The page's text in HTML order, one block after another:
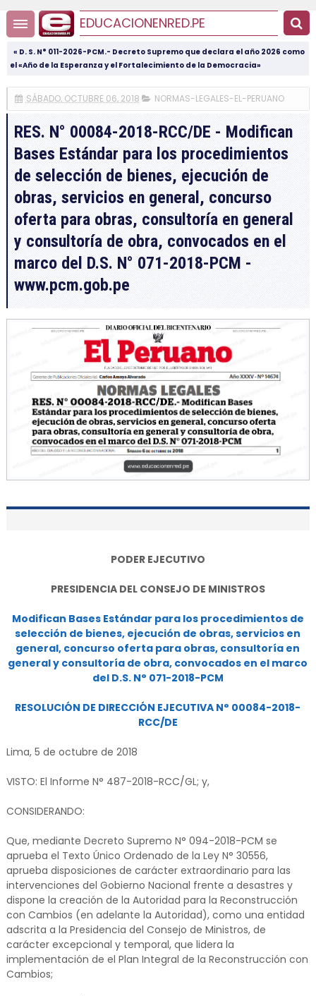
EDUCACIONENRED.PE
« D. S. N° 011-2026-PCM.- Decreto Supremo que declara el año 2026 como
el «Año de la Esperanza y el Fortalecimiento de la Democracia»
SÁBADO, OCTUBRE 06, 2018 NORMAS-LEGALES-EL-PERUANO
RES. N° 00084-2018-RCC/DE - Modifican
Bases Estándar para los procedimientos
de selección de bienes, ejecución de
obras, servicios en general, concurso
oferta para obras, consultoría en general
y consultoría de obra, convocados en el
marco del D.S. N° 071-2018-PCM -
www.pcm.gob.pe
PODER EJECUTIVO
PRESIDENCIA DEL CONSEJO DE MINISTROS
Modifican Bases Estándar para los procedimientos de
selección de bienes, ejecución de obras, servicios en
general, concurso oferta para obras, consultoría en
general y consultoría de obra, convocados en el marco
del D.S. N° 071-2018-PCM
RESOLUCIÓN DE DIRECCIÓN EJECUTIVA N° 00084-2018-
RCC/DE
Lima, 5 de octubre de 2018
VISTO: El Informe N° 487-2018-RCC/GL; y,
CONSIDERANDO:
Que, mediante Decreto Supremo N° 094-2018-PCM se
aprueba el Texto Único Ordenado de la Ley N° 30556,
aprueba disposiciones de carácter extraordinario para las
intervenciones del Gobierno Nacional frente a desastres y
dispone la creación de la Autoridad para la Reconstrucción
con Cambios (en adelante la Autoridad), como una entidad
adscrita a la Presidencia del Consejo de Ministros, de
carácter excepcional y temporal, que lidera la
implementación de el Plan Integral de la Reconstrucción con
Cambios;